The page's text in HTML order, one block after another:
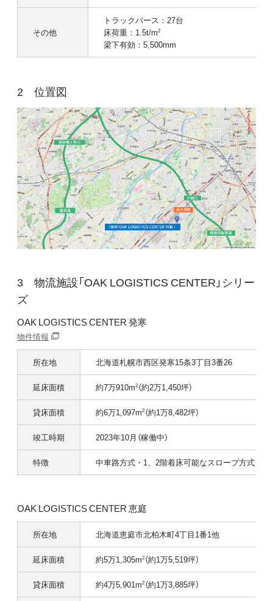
その他
トラックバース：27台
床荷重：1.5t/m2
梁下有効：5,500mm
位置図
物流施設「OAK LOGISTICS CENTER」シリー
ズ
OAK LOGISTICS CENTER 発寒
物件情報
所在地 北海道札幌市西区発寒15条3丁目3番26
延床面積 約7万910m2（約2万1,450坪）
貸床面積 約6万1,097m2（約1万8,482坪）
竣工時期 2023年10月（稼働中）
特徴 中車路方式・1、2階着床可能なスロープ方式
OAK LOGISTICS CENTER 恵庭
所在地 北海道恵庭市北柏木町4丁目1番1他
延床面積 約5万1,305m2（約1万5,519坪）
貸床面積 約4万5,901m2（約1万3,885坪）